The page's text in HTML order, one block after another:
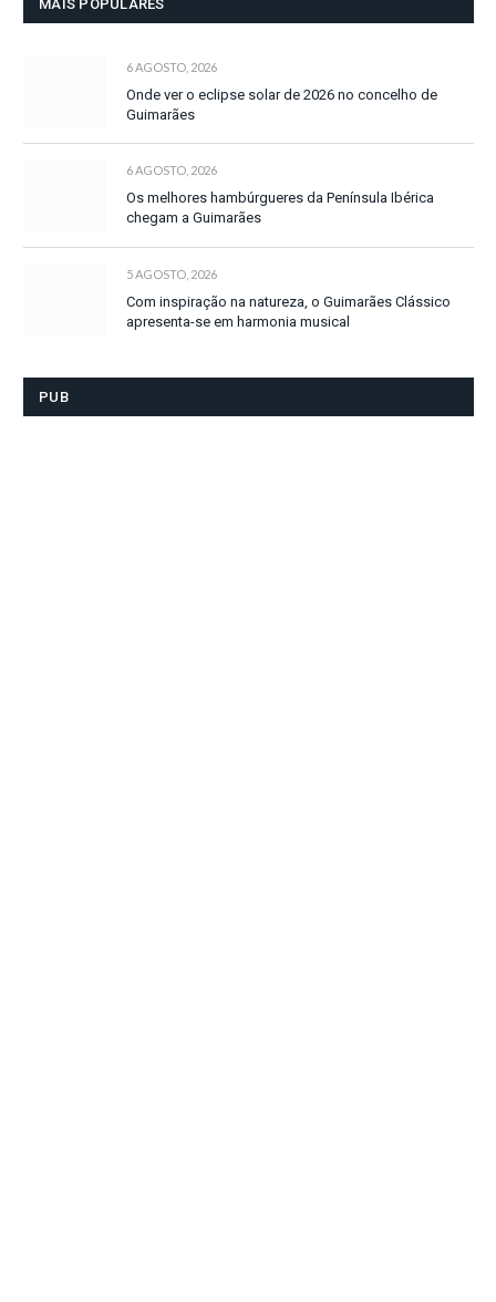
MAIS POPULARES
6 AGOSTO, 2026
Onde ver o eclipse solar de 2026 no concelho de
Guimarães
6 AGOSTO, 2026
Os melhores hambúrgueres da Península Ibérica
chegam a Guimarães
5 AGOSTO, 2026
Com inspiração na natureza, o Guimarães Clássico
apresenta-se em harmonia musical
PUB